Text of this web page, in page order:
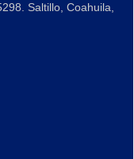
Saltillo, Coahuila,